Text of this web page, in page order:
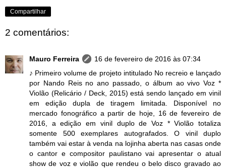
Compartilhar
2 comentários:
Mauro Ferreira
16 de fevereiro de 2016 às 07:34
♪ Primeiro volume de projeto intitulado No recreio e lançado
por Nando Reis no ano passado, o álbum ao vivo Voz *
Violão (Relicário / Deck, 2015) está sendo lançado em vinil
em edição dupla de tiragem limitada. Disponível no
mercado fonográfico a partir de hoje, 16 de fevereiro de
2016, a edição em vinil duplo de Voz * Violão totaliza
somente 500 exemplares autografados. O vinil duplo
também vai estar à venda na lojinha aberta nas casas onde
o cantor e compositor paulistano vai apresentar o atual
show de voz e violão que rendeu o belo disco gravado ao